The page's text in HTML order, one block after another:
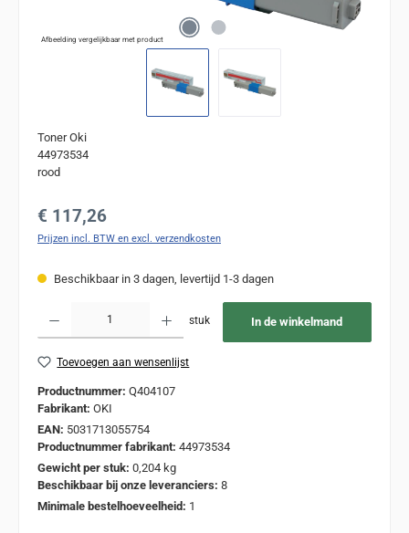
Afbeelding vergelijkbaar met product
Toner Oki
44973534
rood
Normale prijs:
€ 117,26
Prijzen incl. BTW en excl. verzendkosten
Beschikbaar in 3 dagen, levertijd 1-3 dagen
stuk In de winkelmand
Toevoegen aan wensenlijst
Productnummer: Q404107
Fabrikant: OKI
EAN: 5031713055754
Productnummer fabrikant: 44973534
Gewicht per stuk: 0,204 kg
Beschikbaar bij onze leveranciers: 8
Minimale bestelhoeveelheid: 1